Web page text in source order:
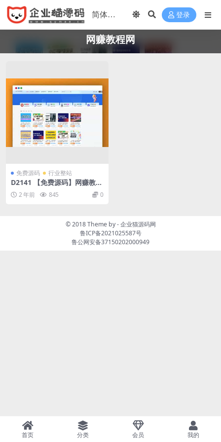
登录
网赚教程网
免费源码 行业整站
D2141 【免费源码】网赚教程
自动采集并发布到个人网站躺
平赚2 年前 845 0
© 2018 Theme by -企业猫源码网
鲁ICP备2021025587号
鲁公网安备37150202000949
首页 分类 会员 我的